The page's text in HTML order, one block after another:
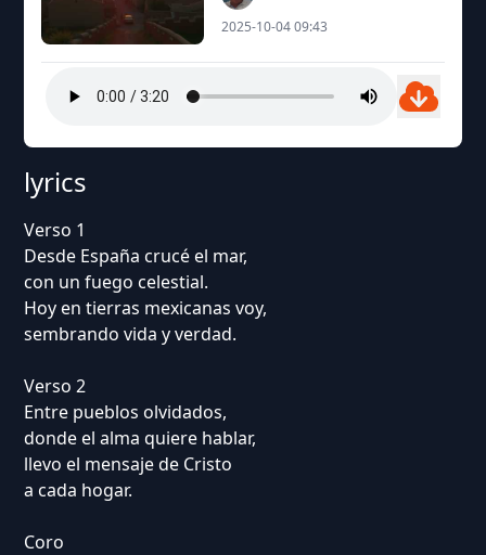
2025-10-04 09:43
lyrics
Verso 1
Desde España crucé el mar,
con un fuego celestial.
Hoy en tierras mexicanas voy,
sembrando vida y verdad.
Verso 2
Entre pueblos olvidados,
donde el alma quiere hablar,
llevo el mensaje de Cristo
a cada hogar.
Coro